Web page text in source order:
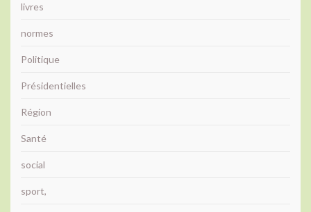
livres
normes
Politique
Présidentielles
Région
Santé
social
sport,